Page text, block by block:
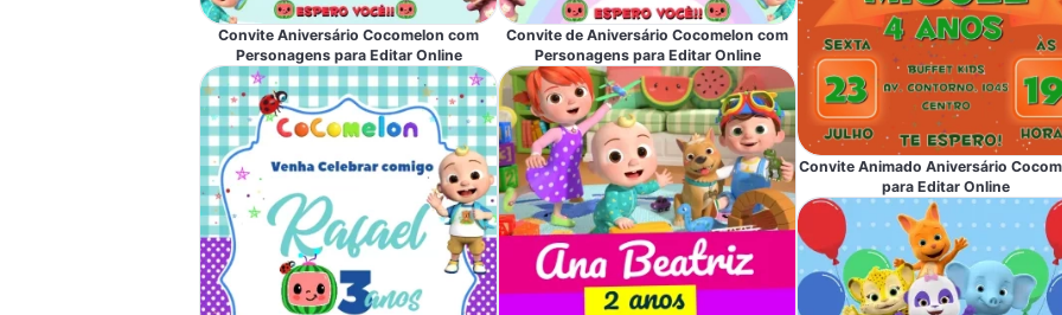
Convite Aniversário Cocomelon com
Personagens para Editar Online
Convite de Aniversário Cocomelon com
Personagens para Editar Online
Convite Animado Aniversário
para Editar Online